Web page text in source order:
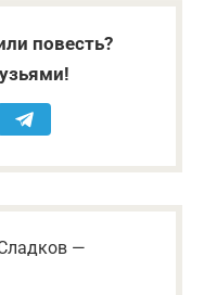
повесть?
—